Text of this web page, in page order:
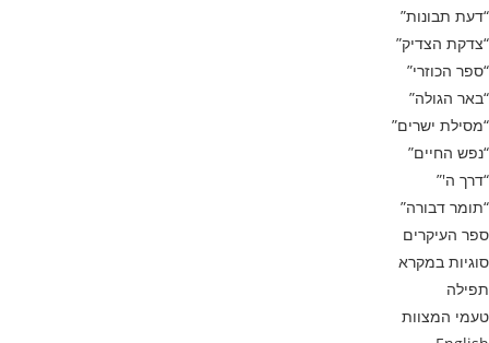
“דעת תבונות”
“צדקת הצדיק”
“ספר הכוזרי”
“באר הגולה”
“מסילת ישרים”
“נפש החיים”
“דרך ה'”
“תומר דבורה”
ספר העיקרים
סוגיות במקרא
תפילה
טעמי המצוות